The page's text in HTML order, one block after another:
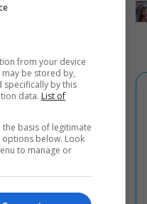
δημιουργούς
με την είσοδο
(η τελευταία
μαζί με
από τους
του
Π.
Μπ. Στόκας, Χ.
from your device
be stored by,
specifically by this
data. List of
basis of legitimate
options below. Look
to manage or